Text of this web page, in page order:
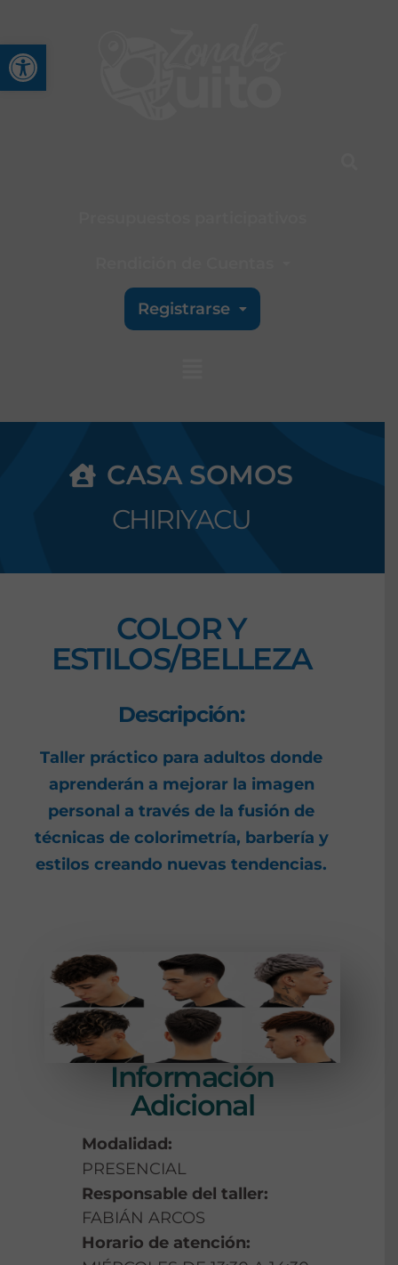
Abrir barra de
Registrarse
CASA SOMOS
CHIRIYACU
COLOR Y
ESTILOS/BELLEZA
Descripción:
Taller práctico para adultos donde
aprenderán a mejorar la imagen
personal a través de la fusión de
técnicas de colorimetría, barbería y
estilos creando nuevas tendencias.
Información
Adicional
Modalidad:
PRESENCIAL
Responsable del taller:
FABIÁN ARCOS
Horario de atención: